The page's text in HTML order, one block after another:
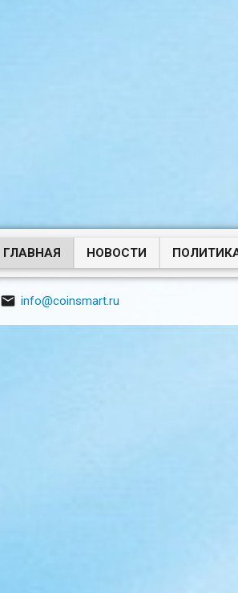
ГЛАВНАЯ НОВОСТИ
 info@coinsmart.ru